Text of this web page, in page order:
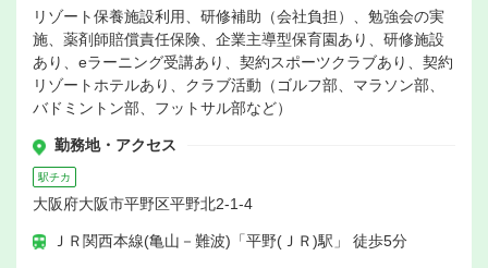
リゾート保養施設利用、研修補助（会社負担）、勉強会の実
施、薬剤師賠償責任保険、企業主導型保育園あり、研修施設
あり、eラーニング受講あり、契約スポーツクラブあり、契約
リゾートホテルあり、クラブ活動（ゴルフ部、マラソン部、
バドミントン部、フットサル部など）
勤務地・アクセス
駅チカ
大阪府大阪市平野区平野北2-1-4
ＪＲ関西本線(亀山－難波)「平野(ＪＲ)駅」 徒歩5分